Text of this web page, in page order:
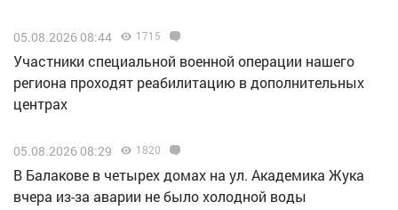
05.08.2026 08:44 1715
Участники специальной военной операции нашего
региона проходят реабилитацию в дополнительных
центрах
05.08.2026 08:29 1820
В Балакове в четырех домах на ул. Академика Жука
вчера из-за аварии не было холодной воды